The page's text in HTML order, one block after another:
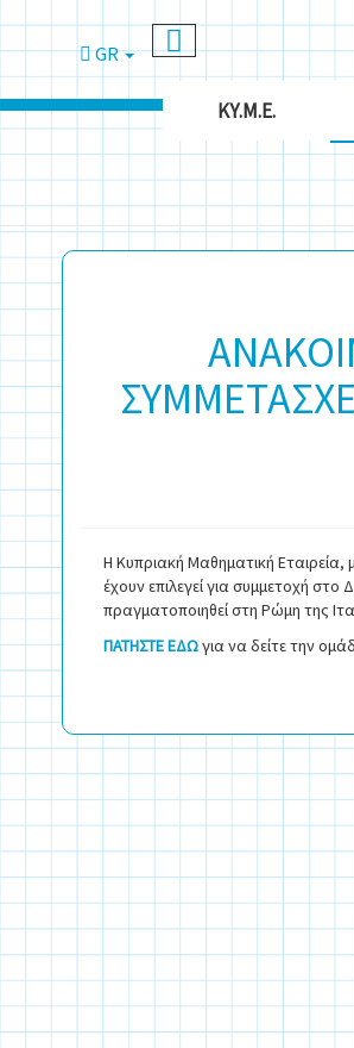
GR
ΚΥ.Μ.Ε.
Η Κυπριακή Μαθηματική
έχουν επιλεγεί για συμμετοχή
πραγματοποιηθεί στη Ρώμη της
ΠΑΤΗΣΤΕ ΕΔΩγια να δείτε την